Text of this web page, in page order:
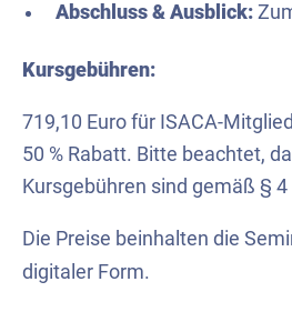
Abschluss & Ausblick:
Kursgebühren:
719,10 Euro für ISACA-
50 % Rabatt. Bitte beachtet,
Kursgebühren sind gemäß §
Die Preise beinhalten die
digitaler Form.